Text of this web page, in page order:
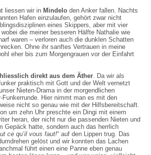
liessen wir in Mindelo den Anker fallen. Nachts
Hafen einzulaufen, gehört zwar nicht
eines Skippers, aber mit vier
die meiner besseren Hälfte Nathalie wie
waren – verloren auch die dunklen Schatten
Ohne ihr sanftes Vertrauen in meine
eher bis zum Morgengrauen vor der Einfahrt
direkt aus dem Äther. Da wir als
praktisch mit Gott und der Welt vernetzt
Nieten-Drama in der morgendlichen
Hier nimmt man es mit den
nicht so genau wie mit der Hilfsbereitschaft.
um zehn Uhr preschte ein Dingi mit einem
heran, der nicht nur die passenden Nieten und
Gepäck hatte, sondern auch das herrlich
ce qu’il vous faut!“ auf den Lippen trug. Das
gelöst und wir konnten das Lachen
führt einen eine Panne eben genau